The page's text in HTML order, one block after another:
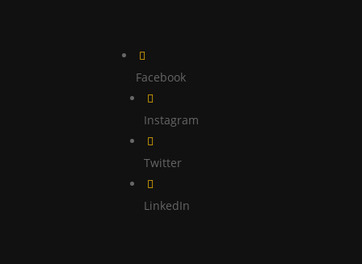

Facebook

Instagram

Twitter

LinkedIn